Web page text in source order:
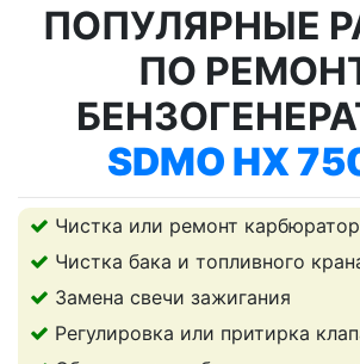
ПОПУЛЯРНЫЕ
ПО
SDMO HX
Чистка или ремонт
Чистка бака и топливного
Замена свечи зажигания
Регулировка или притирка